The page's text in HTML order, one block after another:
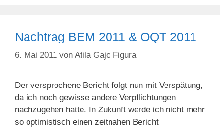
Nachtrag BEM 2011 & OQT 2011
6. Mai 2011 von Atila Gajo Figura
Der versprochene Bericht folgt nun mit Verspätung,
da ich noch gewisse andere Verpflichtungen
nachzugehen hatte. In Zukunft werde ich nicht mehr
so optimistisch einen zeitnahen Bericht